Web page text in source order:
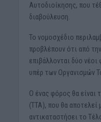
Αυτοδιοίκησης, που
διαβούλευση.
Το νομοσχέδιο
προβλέπουν ότι από
επιβάλλονται δύο
υπέρ των Οργανισμών
Ο ένας φόρος θα είναι
(ΤΤΑ), που θα
αντικαταστήσει το